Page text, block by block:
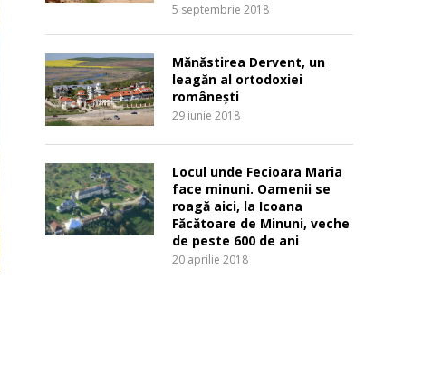
5 septembrie 2018
Mănăstirea Dervent, un
leagăn al ortodoxiei
românești
29 iunie 2018
Locul unde Fecioara Maria
face minuni. Oamenii se
roagă aici, la Icoana
Făcătoare de Minuni, veche
de peste 600 de ani
20 aprilie 2018